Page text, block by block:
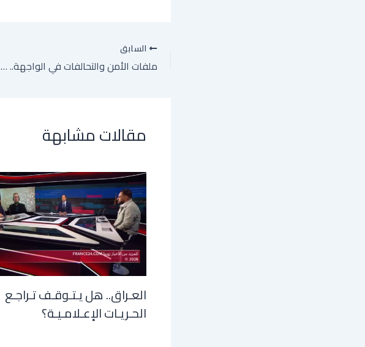
السابق
ملفات الأمن والتحالفات في الواجهة.. هل تتجه دول الخليج لإعادة رسم أمنها الإقليمي؟
مقالات مشابهة
العـراق.. هل يـتـوقـف تـراجـع
الحـريـات الإعـلامـيـة؟